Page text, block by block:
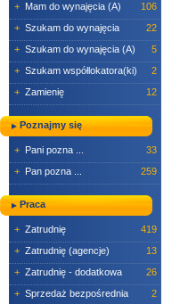
+ Mam do wynajęcia (A)
106
+ Szukam do wynajęcia
22
+ Szukam do wynajęcia (A)
5
+ Szukam współlokatora(ki)
2
+ Zamienię 12
Poznajmy się
+ Pani pozna ...
33
+ Pan pozna ... 259
Praca
+ Zatrudnię
419
+ Zatrudnię (agencje)
13
+ Zatrudnię - dodatkowa
26
+ Sprzedaż bezpośrednia
2